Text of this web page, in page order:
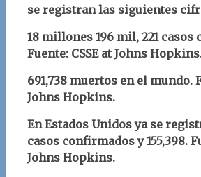
se registran las siguientes
18 millones 196 mil, 221 casos
Fuente: CSSE at Johns
691,738 muertos en el mundo.
Johns Hopkins.
En Estados Unidos ya se
casos confirmados y 155,398.
Johns Hopkins.